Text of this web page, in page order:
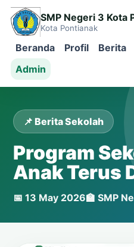
SMP Negeri 3 Kota
Kota Pontianak
Beranda Profil Berita
Admin
📌 Berita Sekolah
Program
Anak Terus
📅 13 May 2026🏫 SMP